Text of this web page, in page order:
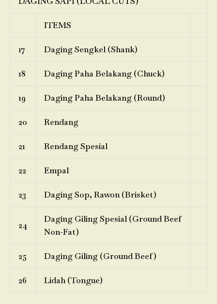
ITEMS
17 Daging Sengkel (Shank)
18 Daging Paha Belakang (Chuck)
19 Daging Paha Belakang (Round)
20 Rendang
21 Rendang Spesial
22 Empal
23 Daging Sop, Rawon (Brisket)
24
Daging Giling Spesial (Ground Beef
Non-Fat)
25 Daging Giling (Ground Beef)
26 Lidah (Tongue)